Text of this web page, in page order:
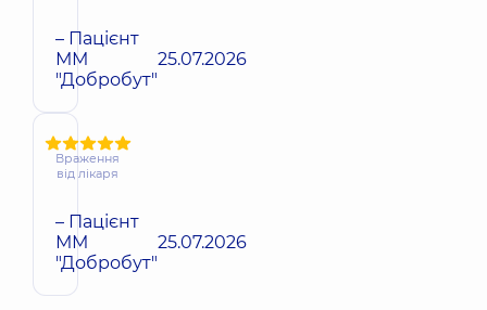
– Пацієнт
ММ
"Добробут"
25.07.2026
Враження
від лікаря
– Пацієнт
ММ
"Добробут"
25.07.2026